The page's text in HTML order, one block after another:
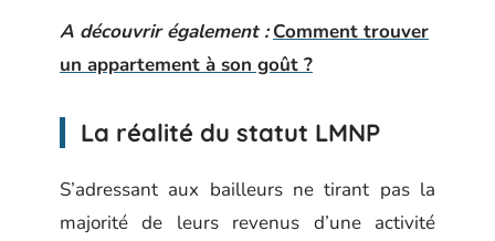
A découvrir également : Comment trouver
un appartement à son goût ?
La réalité du statut LMNP
S’adressant aux bailleurs ne tirant pas la
majorité de leurs revenus d’une activité